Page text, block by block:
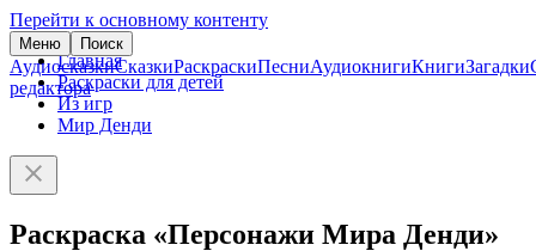
Перейти к основному контенту
Меню Поиск
АудиосказкиСказкиРаскраскиПесниАудиокнигиКнигиЗагадки
редактора
Главная
Раскраски для детей
Из игр
Мир Денди
Раскраска «Персонажи Мира Денди»